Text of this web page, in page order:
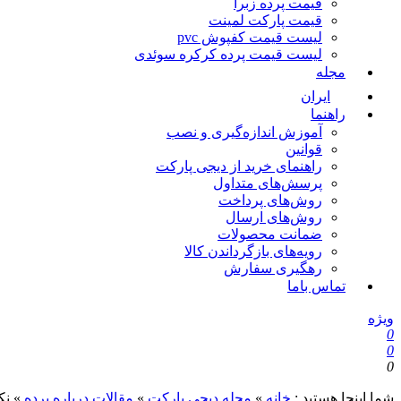
قیمت پرده زبرا
قیمت پارکت لمینت
لیست قیمت کفپوش pvc
لیست قیمت پرده کرکره سوئدی
مجله
ایران
راهنما
آموزش اندازه‌گیری و نصب
قوانین
راهنمای خرید از دیجی پارکت
پرسش‌های متداول
روش‌های پرداخت
روش‌های ارسال
ضمانت محصولات
رویه‌های بازگرداندن کالا
رهگیری سفارش
تماس باما
ویژه
0
0
0
شما اینجا هستید : خانه » مجله دیجی پارکت » مقالات درباره پرده »